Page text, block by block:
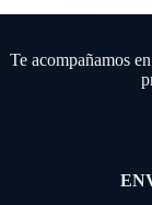
Te acompañamos